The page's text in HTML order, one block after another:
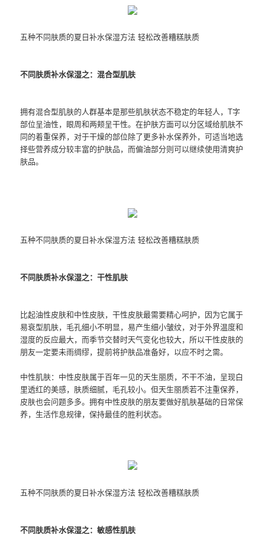
五种不同肤质的夏日补水保湿方法 轻松改善糟糕肤质
不同肤质补水保湿之：混合型肌肤
拥有混合型肌肤的人群基本是那些肌肤状态不稳定的年轻人，T字
部位呈油性，眼周和两颊呈干性。在护肤方面可以分区域给肌肤不
同的着重保养，对于干燥的部位除了更多补水保养外，可适当地选
择些营养成分较丰富的护肤品，而偏油部分则可以继续使用清爽护
肤品。
五种不同肤质的夏日补水保湿方法 轻松改善糟糕肤质
不同肤质补水保湿之：干性肌肤
比起油性皮肤和中性皮肤，干性皮肤最需要精心呵护，因为它属于
易衰型肌肤，毛孔细小不明显，易产生细小皱纹，对于外界温度和
湿度的反应最大，而季节交替时天气变化也较大，所以干性皮肤的
朋友一定要未雨绸缪，提前将护肤品准备好，以应不时之需。
中性肌肤：中性皮肤属于百年一见的天生丽质，不干不油，呈现白
里透红的美感，肤质细腻，毛孔较小。但天生丽质若不注重保养，
皮肤也会问题多多。拥有中性皮肤的朋友要做好肌肤基础的日常保
养，生活作息规律，保持最佳的胜利状态。
五种不同肤质的夏日补水保湿方法 轻松改善糟糕肤质
不同肤质补水保湿之：敏感性肌肤